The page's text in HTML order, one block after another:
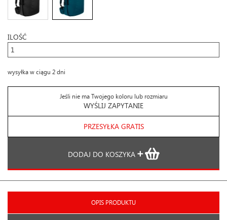
ILOŚĆ
wysyłka w ciągu 2 dni
Jeśli nie ma Twojego koloru lub rozmiaru
WYŚLIJ ZAPYTANIE
PRZESYŁKA GRATIS
DODAJ DO KOSZYKA
OPIS PRODUKTU